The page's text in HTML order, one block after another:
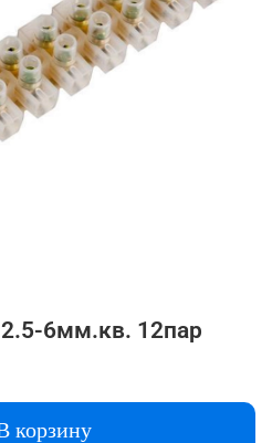
6мм.кв. 12пар
корзину